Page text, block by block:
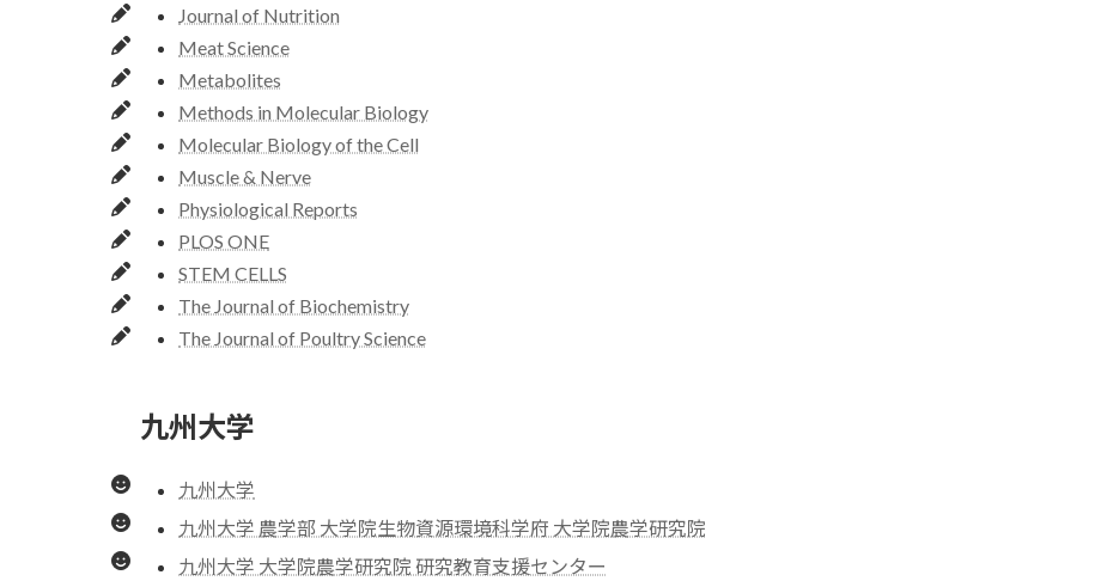
Journal of Nutrition
Meat Science
Metabolites
Methods in Molecular Biology
Molecular Biology of the Cell
Muscle & Nerve
Physiological Reports
PLOS ONE
STEM CELLS
The Journal of Biochemistry
The Journal of Poultry Science
九州大学
九州大学
九州大学 農学部 大学院生物資源環境科学府 大学院農学研究院
九州大学 大学院農学研究院 研究教育支援センター